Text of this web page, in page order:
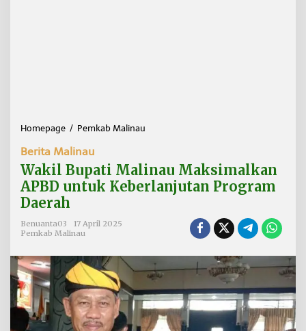
Homepage / Pemkab Malinau
i
l
B
a
l
i
n
a
Berita Malinau
Wakil Bupati Malinau Maksimalkan
APBD untuk Keberlanjutan Program
Daerah
Benuanta03
17 April 2025
Pemkab Malinau